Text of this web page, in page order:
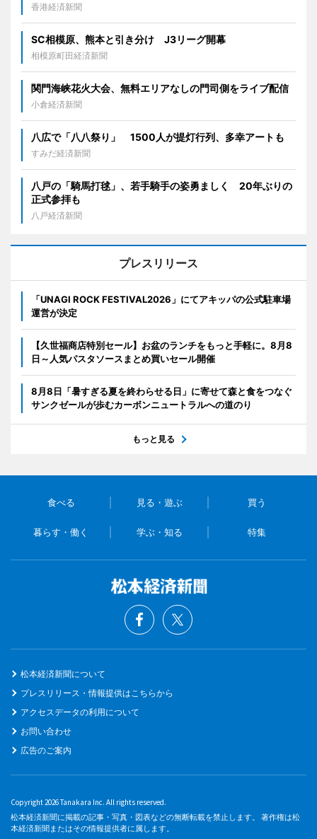
香港経済新聞
SC相模原、熊本と引き分け J3リーグ開幕
相模原町田経済新聞
関門海峡花火大会、無料エリアなしの門司側をライブ配信
小倉経済新聞
八広で「八八祭り」 1500人が提灯行列、多幸アートも
すみだ経済新聞
八戸の「騎馬打毬」、若手騎手の姿勇ましく 20年ぶりの
正式参拝も
八戸経済新聞
プレスリリース
「UNAGI ROCK FESTIVAL2026」にてアキッパの公式駐車場
運営が決定
【久世福商店特別セール】お盆のランチをもっと手軽に。8月8
日～人気パスタソースまとめ買いセール開催
8月8日「暑すぎる夏を終わらせる日」に寄せて森と食をつなぐ
サンクゼールが歩むカーボンニュートラルへの道のり
もっと見る
食べる 見る・遊ぶ 買う
暮らす・働く 学ぶ・知る 特集
松本経済新聞について
プレスリリース・情報提供はこちらから
アクセスデータの利用について
お問い合わせ
広告のご案内
Copyright 2026 Tanakara Inc. All rights reserved.
松本経済新聞に掲載の記事・写真・図表などの無断転載を禁止します。 著作権は松
本経済新聞またはその情報提供者に属します。